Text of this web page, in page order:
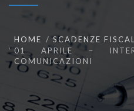
HOME
SCADENZE
01 APRILE –
COMUNICAZIONI